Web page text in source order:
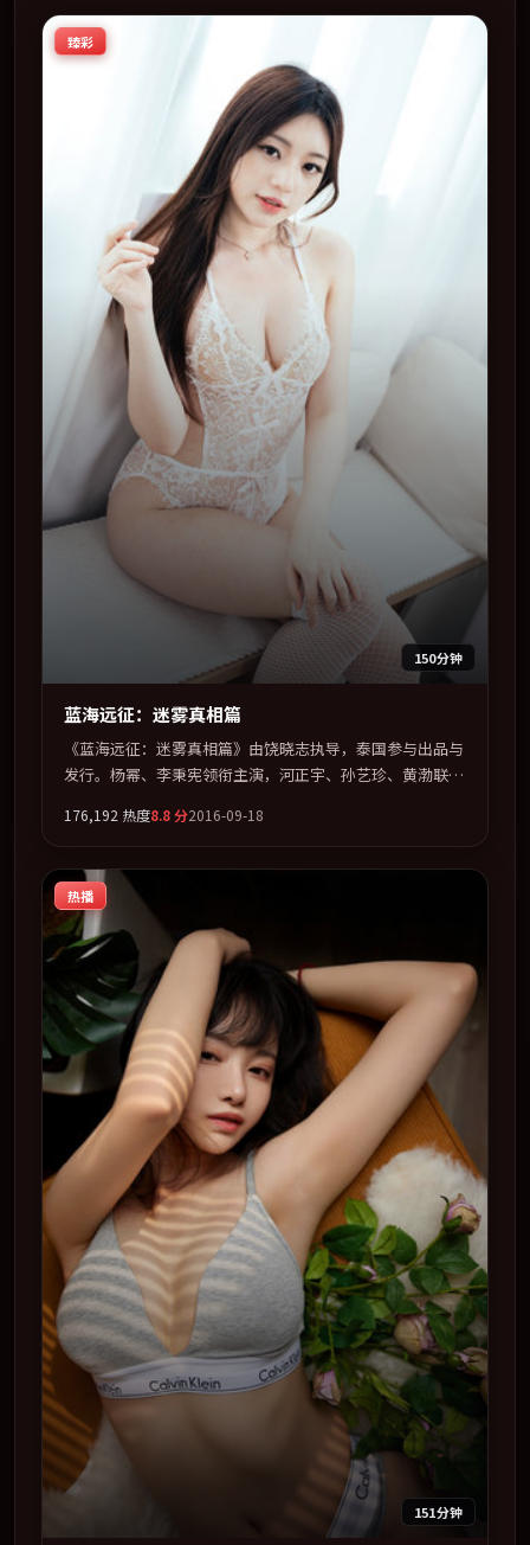
臻彩
150分钟
蓝海远征：迷雾真相篇
《蓝海远征：迷雾真相篇》由饶晓志执导，泰国参与出品与
发行。杨幂、李秉宪领衔主演，河正宇、孙艺珍、黄渤联袂
「冒险」类型为骨架，在叙事、表演与视听上力求统一。定
话题片中口碑稳健，适合喜欢强情节与人物弧光的观众完整
观看。
176,192 热度8.8分2016-09-18
热播
151分钟